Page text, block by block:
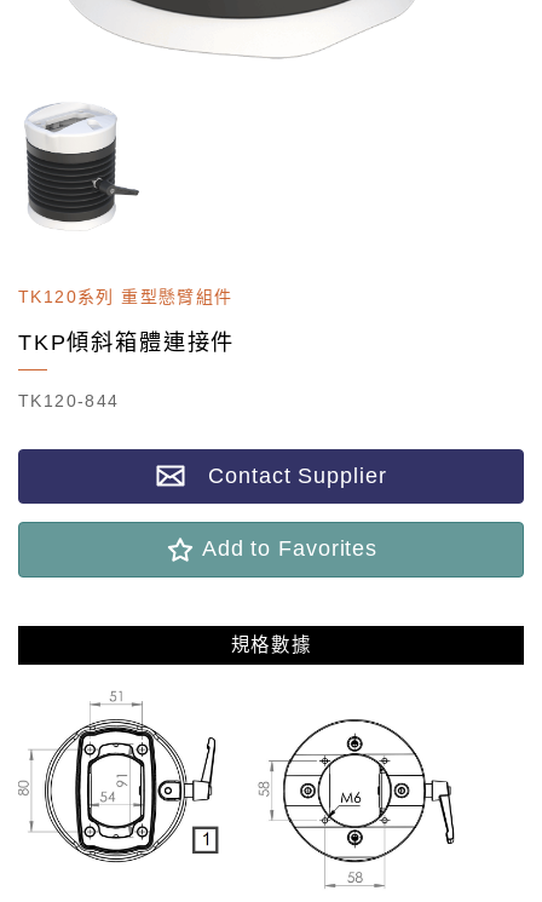
TK120系列 重型懸臂組件
TKP傾斜箱體連接件
TK120-844
Contact Supplier
Add to Favorites
規格數據